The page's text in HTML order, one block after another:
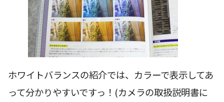
ホワイトバランスの紹介では、カラーで表示してあ
って分かりやすいですっ！(カメラの取扱説明書に